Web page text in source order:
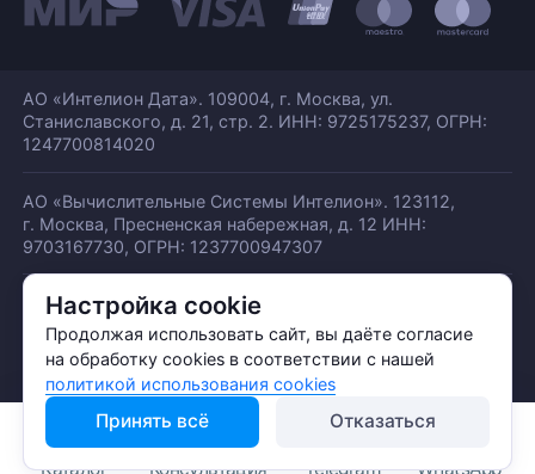
Настройка cookie
Продолжая использовать сайт, вы даёте согласие
на обработку cookies в соответствии с нашей
политикой использования cookies
Принять всё Отказаться
АО «Интелион Дата». 109004, г. Москва, ул.
Станиславского, д. 21, стр. 2. ИНН: 9725175237, ОГРН:
1247700814020
АО «Вычислительные Системы Интелион». 123112,
г. Москва, Пресненская набережная, д. 12 ИНН:
9703167730, ОГРН: 1237700947307
© АО «ИНТЕЛИОН ДАТА» 2026
Политика обработки ПДн
Политика конфиденциальности
Политика использования куки
Каталог Консультация Telegram WhatsApp